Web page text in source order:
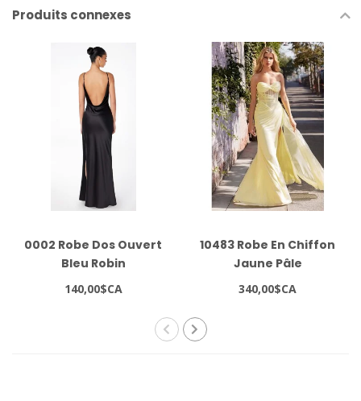
Produits connexes
0002 Robe Dos Ouvert
Bleu Robin
140,00$CA
10483 Robe En Chiffon
Jaune Pâle
340,00$CA